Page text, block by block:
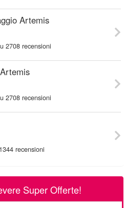
Artemis
2708 recensioni
2708 recensioni
recensioni
Super Offerte!